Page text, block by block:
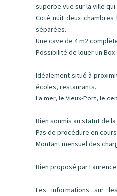
superbe vue sur la ville
Coté nuit deux
séparées.
Une cave de 4 m2
Possibilité de louer un
Idéalement situé à
écoles, restaurants.
La mer, le Vieux-Port, le
Bien soumis au statut de
Pas de procédure en cours.
Montant mensuel des
Bien proposé par Laurence
Les informations sur